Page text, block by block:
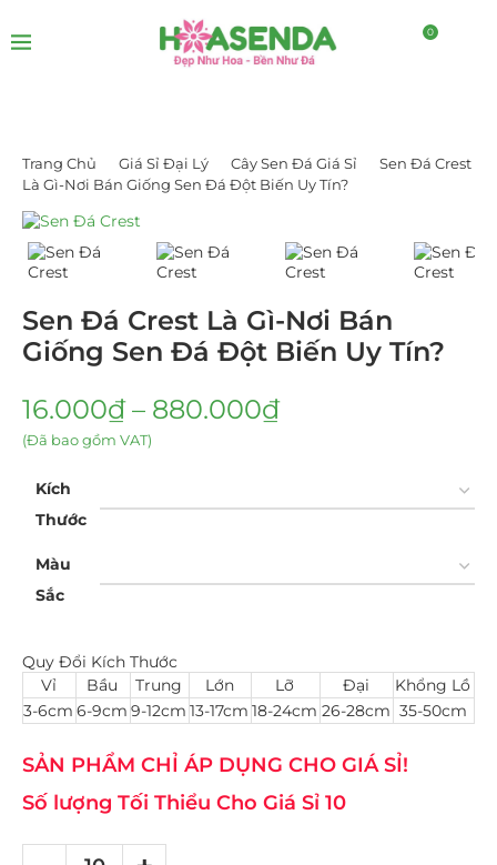
0
Trang Chủ Giá Sỉ Đại Lý Cây Sen Đá Giá Sỉ
Sen Đá Crest
Là Gì-Nơi Bán Giống Sen Đá Đột Biến Uy Tín?
Sen Đá Crest Là Gì-Nơi Bán
Giống Sen Đá Đột Biến Uy Tín?
16.000₫ – 880.000₫
(Đã bao gồm VAT)
Kích
Thước
Màu
Sắc
Quy Đổi Kích Thước
Vỉ
Bầu Trung Lớn Lỡ Đại
Khổng Lồ
3-6cm 6-9cm 9-12cm 13-17cm 18-24cm 26-28cm 35-50cm
SẢN PHẨM CHỈ ÁP DỤNG CHO GIÁ SỈ!
Số lượng Tối Thiểu Cho Giá Sỉ 10